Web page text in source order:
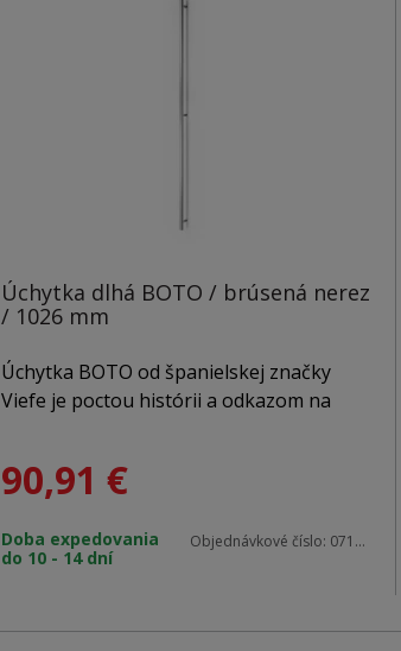
Úchytka dlhá BOTO / brúsená nerez
/ 1026 mm
Úchytka BOTO od španielskej značky
Viefe je poctou histórii a odkazom na
dizajnový hliníkový doplnok spája
interiéru detail, ktorý skutočne vynikne.
90,91 €
Doba expedovania
do 10 - 14 dní
Objednávkové číslo: 0710960L24